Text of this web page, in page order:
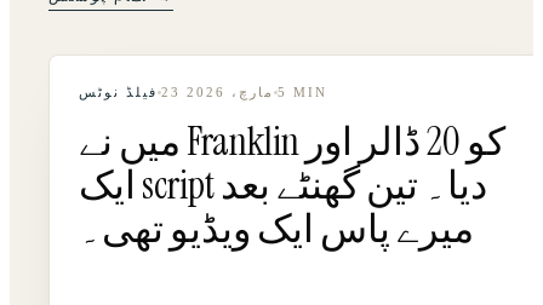
فیلڈ نوٹس 23 مارچ، 2026 5 MIN
میں نے Franklin کو 20 ڈالر اور
ایک script دیا۔ تین گھنٹے بعد
میرے پاس ایک ویڈیو تھی۔